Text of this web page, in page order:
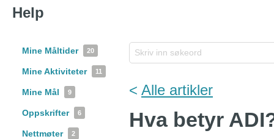
Help
Mine Måltider 20
Mine Aktiviteter 11
Mine Mål 9
Oppskrifter 6
Nettmøter 2
< Alle artikler
Hva betyr